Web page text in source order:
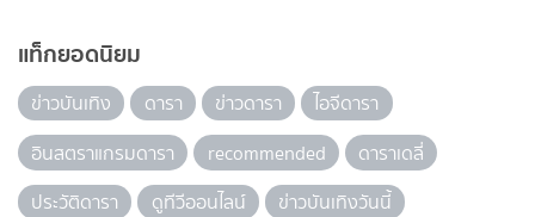
แท็กยอดนิยม
ข่าวบันเทิง ดารา ข่าวดารา
ไอจีดารา
อินสตราแกรมดารา
recommended
ดาราเดลี่
ประวัติดารา
ดูทีวีออนไลน์ ข่าวบันเทิงวันนี้